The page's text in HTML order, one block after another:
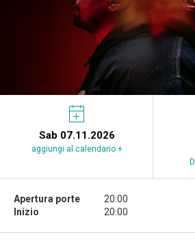
Sab 07.11.2026
aggiungi al calendario +
Apertura porte
Inizio
20:00
20:00